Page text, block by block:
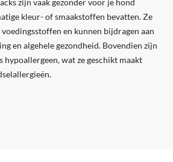
zijn vaak gezonder voor je hond
kleur- of smaakstoffen bevatten. Ze
en kunnen bijdragen aan
en algehele gezondheid. Bovendien zijn
hypoallergeen, wat ze geschikt maakt